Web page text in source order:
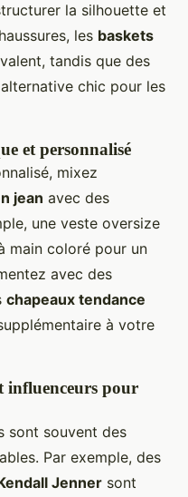
la silhouette et
les baskets
tandis que des
chic pour les
et personnalisé
mixez
jean avec des
une veste oversize
main coloré pour un
avec des
chapeaux tendance
à votre
influenceurs pour
sont souvent des
Par exemple, des
Jenner sont